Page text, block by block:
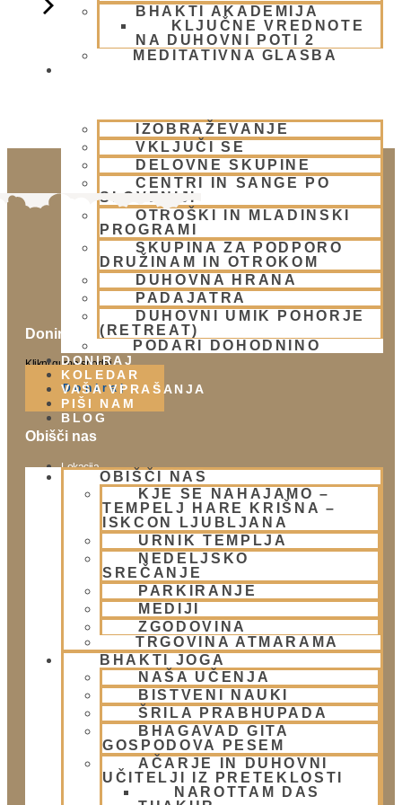
BHAKTI AKADEMIJA
KLJUČNE VREDNOTE
NA DUHOVNI POTI 2
MEDITATIVNA GLASBA
IZOBRAŽEVANJE
VKLJUČI SE
DELOVNE SKUPINE
CENTRI IN SANGE PO
SLOVENIJI
OTROŠKI IN MLADINSKI
PROGRAMI
SKUPINA ZA PODPORO
DRUŽINAM IN OTROKOM
DUHOVNA HRANA
PADAJATRA
DUHOVNI UMIK POHORJE
(RETREAT)
PODARI DOHODNINO
DONIRAJ
KOLEDAR
VAŠA VPRAŠANJA
PIŠI NAM
BLOG
OBIŠČI NAS
KJE SE NAHAJAMO –
TEMPELJ HARE KRIŠNA –
ISKCON LJUBLJANA
URNIK TEMPLJA
NEDELJSKO
SREČANJE
PARKIRANJE
MEDIJI
ZGODOVINA
TRGOVINA ATMARAMA
BHAKTI JOGA
NAŠA UČENJA
BISTVENI NAUKI
ŠRILA PRABHUPADA
BHAGAVAD GITA
GOSPODOVA PESEM
AČARJE IN DUHOVNI
UČITELJI IZ PRETEKLOSTI
NAROTTAM DAS
Doniraj
Klikni gumb spodaj.
Doniraj
Obišči nas
Lokacija
Urnik templja
Nedeljsko srečanje
Politika zasebnosti
Prispevki
Aktualni dogodki
Trgovina
Trgovina Atmarama